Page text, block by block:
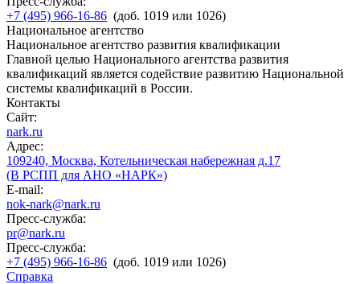
+7 (495) 966-16-86 (доб. 1019 или 1026)
Национальное агентство
Национальное агентство развития квалификации
Главной целью Национального агентства развития
квалификаций является содействие развитию Национальной
системы квалификаций в России.
Контакты
Сайт:
nark.ru
Адрес:
109240, Москва, Котельническая набережная д.17
(В РСПП для АНО «НАРК»)
E-mail:
nok-nark@nark.ru
Пресс-служба:
pr@nark.ru
Пресс-служба:
+7 (495) 966-16-86 (доб. 1019 или 1026)
Справка